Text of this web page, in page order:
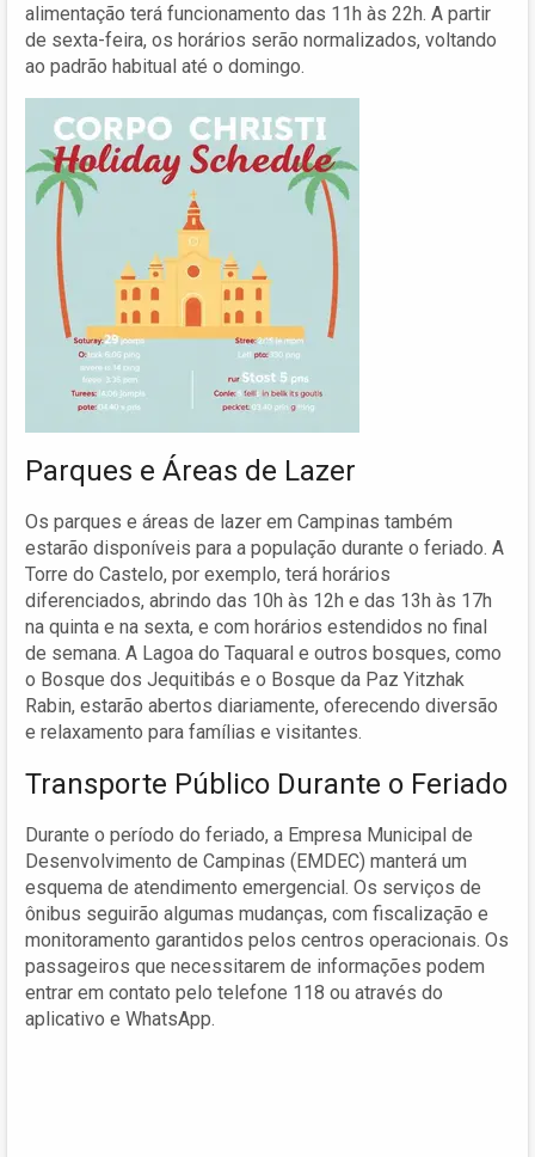
alimentação terá funcionamento das 11h às 22h. A partir
de sexta-feira, os horários serão normalizados, voltando
ao padrão habitual até o domingo.
Parques e Áreas de Lazer
Os parques e áreas de lazer em Campinas também
estarão disponíveis para a população durante o feriado. A
Torre do Castelo, por exemplo, terá horários
diferenciados, abrindo das 10h às 12h e das 13h às 17h
na quinta e na sexta, e com horários estendidos no final
de semana. A Lagoa do Taquaral e outros bosques, como
o Bosque dos Jequitibás e o Bosque da Paz Yitzhak
Rabin, estarão abertos diariamente, oferecendo diversão
e relaxamento para famílias e visitantes.
Transporte Público Durante o Feriado
Durante o período do feriado, a Empresa Municipal de
Desenvolvimento de Campinas (EMDEC) manterá um
esquema de atendimento emergencial. Os serviços de
ônibus seguirão algumas mudanças, com fiscalização e
monitoramento garantidos pelos centros operacionais. Os
passageiros que necessitarem de informações podem
entrar em contato pelo telefone 118 ou através do
aplicativo e WhatsApp.